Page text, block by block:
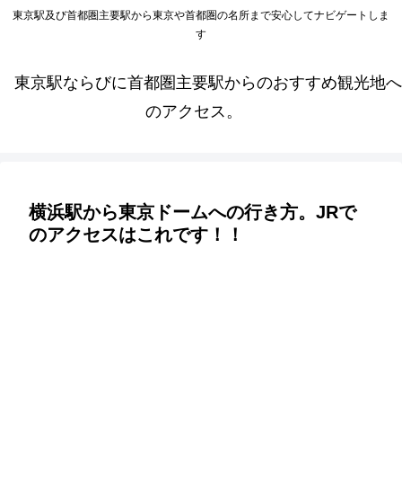
東京駅及び首都圏主要駅から東京や首都圏の名所まで安心してナビゲートしま
す
東京駅ならびに首都圏主要駅からのおすすめ観光地へ
のアクセス。
横浜駅から東京ドームへの行き方。JRで
のアクセスはこれです！！